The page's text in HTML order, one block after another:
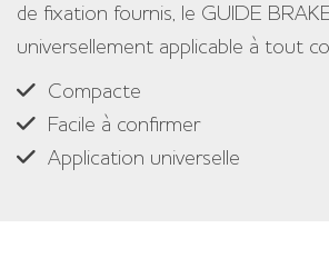
de fixation fournis, le GUIDE
universellement applicable à tout
Compacte
Facile à confirmer
Application universelle